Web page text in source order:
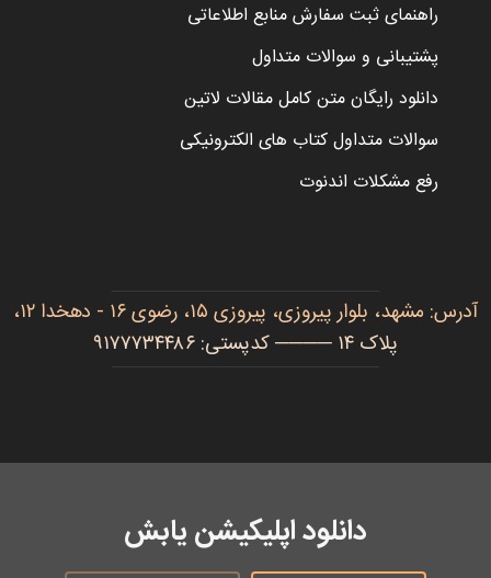
راهنمای ثبت سفارش منابع اطلاعاتی
پشتیبانی و سوالات متداول
دانلود رایگان متن کامل مقالات لاتین
سوالات متداول کتاب های الکترونیکی
رفع مشکلات اندنوت
آدرس: مشهد، بلوار پیروزی، پیروزی ۱۵، رضوی ۱۶ - دهخدا ۱۲،
پلاک ۱۴ ──── کدپستی: ۹۱۷۷۷۳۴۴۸۶
دانلود اپلیکیشن یابش